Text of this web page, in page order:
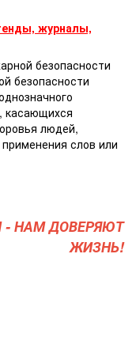
журналы,
безопасности
безопасности
касающихся
людей,
слов или
- НАМ ДОВЕРЯЮТ
ЖИЗНЬ!